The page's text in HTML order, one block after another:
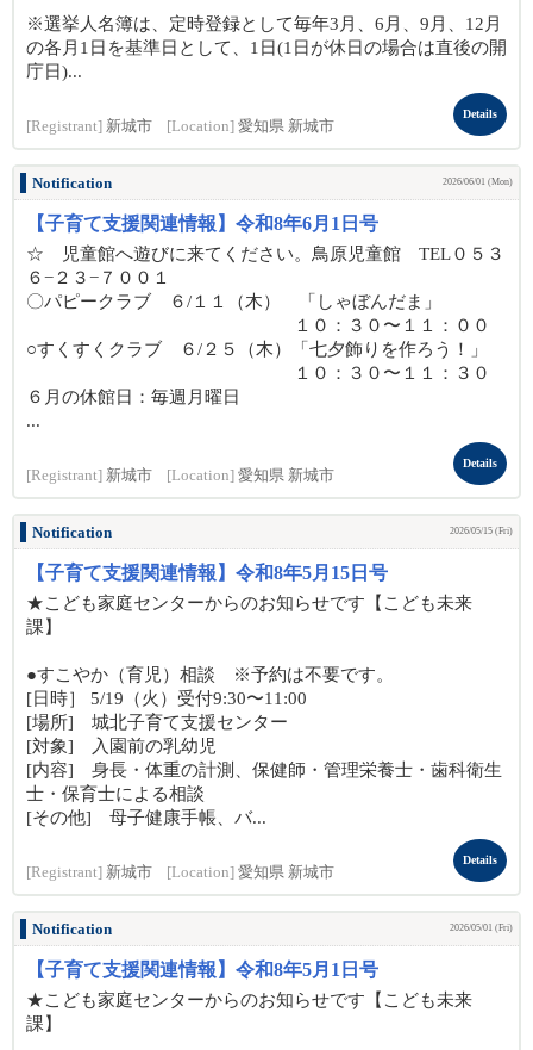
※選挙人名簿は、定時登録として毎年3月、6月、9月、12月
の各月1日を基準日として、1日(1日が休日の場合は直後の開
庁日)...
[Registrant] 新城市 [Location] 愛知県 新城市
Details
Notification 2026/06/01 (Mon)
【子育て支援関連情報】令和8年6月1日号
☆ 児童館へ遊びに来てください。鳥原児童館 TEL０５３
６−２３−７００１
〇パピークラブ ６/１１（木） 「しゃぼんだま」
１０：３０〜１１：００
○すくすくクラブ ６/２５（木）「七夕飾りを作ろう！」
１０：３０〜１１：３０
６月の休館日：毎週月曜日
...
[Registrant] 新城市 [Location] 愛知県 新城市
Details
Notification 2026/05/15 (Fri)
【子育て支援関連情報】令和8年5月15日号
★こども家庭センターからのお知らせです【こども未来
課】
●すこやか（育児）相談 ※予約は不要です。
[日時］ 5/19（火）受付9:30〜11:00
[場所] 城北子育て支援センター
[対象] 入園前の乳幼児
[内容] 身長・体重の計測、保健師・管理栄養士・歯科衛生
士・保育士による相談
[その他] 母子健康手帳、バ...
[Registrant] 新城市 [Location] 愛知県 新城市
Details
Notification 2026/05/01 (Fri)
【子育て支援関連情報】令和8年5月1日号
★こども家庭センターからのお知らせです【こども未来
課】